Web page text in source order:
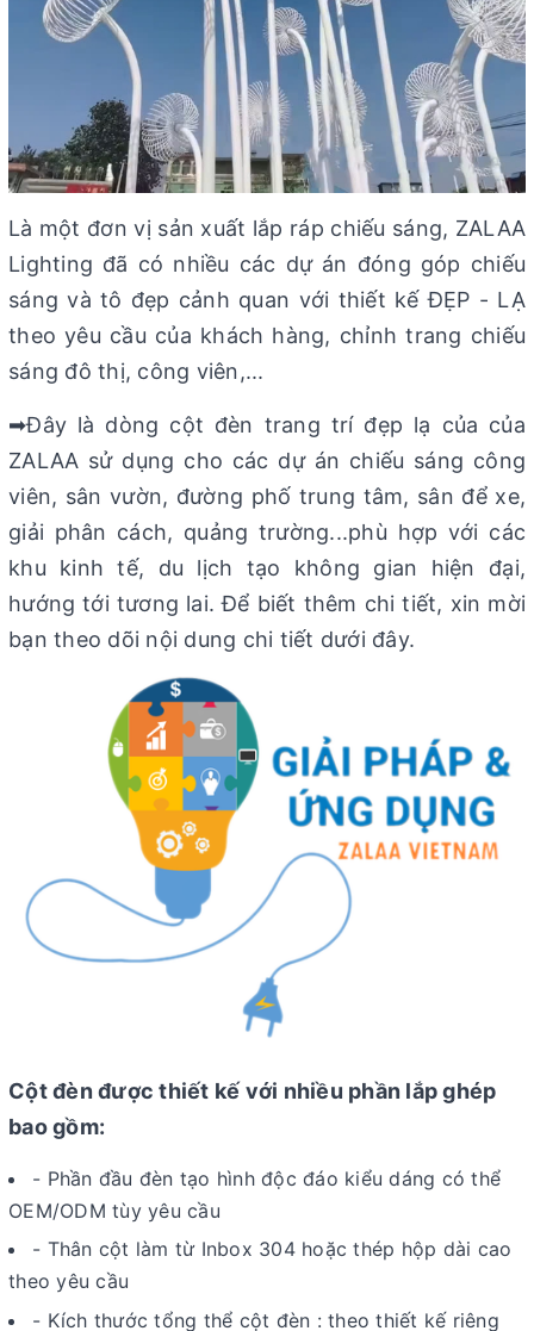
Là một đơn vị sản xuất lắp ráp chiếu sáng, ZALAA
Lighting đã có nhiều các dự án đóng góp chiếu
sáng và tô đẹp cảnh quan với thiết kế ĐẸP - LẠ
theo yêu cầu của khách hàng, chỉnh trang chiếu
sáng đô thị, công viên,...
➡Đây là dòng cột đèn trang trí đẹp lạ của của
ZALAA sử dụng cho các dự án chiếu sáng công
viên, sân vườn, đường phố trung tâm, sân để xe,
giải phân cách, quảng trường...phù hợp với các
khu kinh tế, du lịch tạo không gian hiện đại,
hướng tới tương lai. Để biết thêm chi tiết, xin mời
bạn theo dõi nội dung chi tiết dưới đây.
Cột đèn được thiết kế với nhiều phần lắp ghép
bao gồm:
- Phần đầu đèn tạo hình độc đáo kiểu dáng có thể
OEM/ODM tùy yêu cầu
- Thân cột làm từ Inbox 304 hoặc thép hộp dài cao
theo yêu cầu
- Kích thước tổng thể cột đèn : theo thiết kế riêng